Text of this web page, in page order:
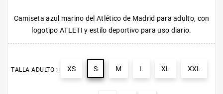
Camiseta azul marino del Atlético de Madrid para adulto, con
logotipo ATLETI y estilo deportivo para uso diario.
TALLA ADULTO : XS S M L XL XXL